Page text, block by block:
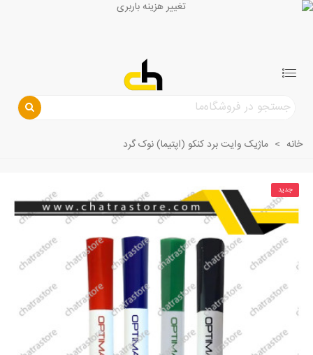
خانه > ماژیک وایت برد کنکو (اپتیما) نوک گرد
جدید